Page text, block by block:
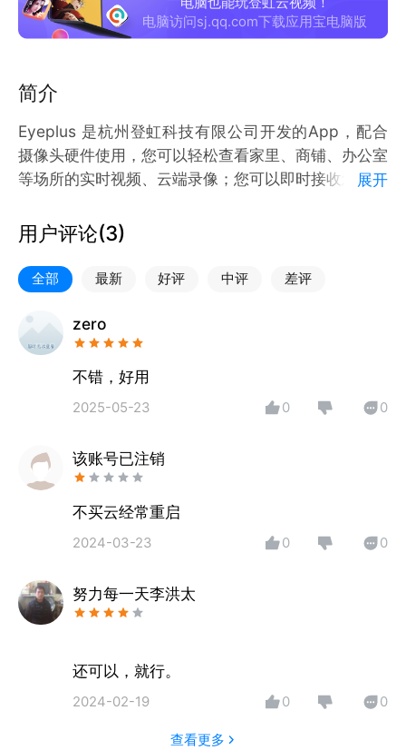
电脑访问sj.qq.com下载应用宝电脑版
简介
Eyeplus 是杭州登虹科技有限公司开发的App，配合
摄像头硬件使用，您可以轻松查看家里、商铺、办公室
等场所的实时视频、云端录像；您可以即时接收您所关
展开
用户评论(3)
全部 最新 好评 中评 差评
zero
不错，好用
2025-05-23 0 0
该账号已注销
2024-03-23 0 0
努力每一天李洪太
还可以，就行。
2024-02-19 0 0
查看更多